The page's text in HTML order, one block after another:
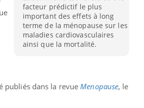
facteur prédictif le plus
important des effets à long
terme de la ménopause sur les
maladies cardiovasculaires
ainsi que la mortalité.
publiés dans la revue Menopause, le